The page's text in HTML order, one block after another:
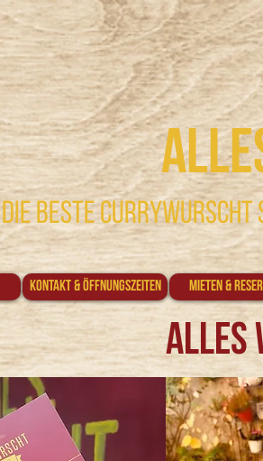
die beste
Kontakt & Öffnungszeiten Mieten &
Alles